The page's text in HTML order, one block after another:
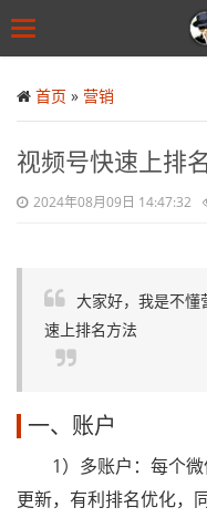
to
main
Toggle
首页 » 营销
视频号快速上排
2024年08月09日 14:47:32
大家好，我是不懂
速上排名方法
一、账户
1）多账户：每个微
更新，有利排名优化，